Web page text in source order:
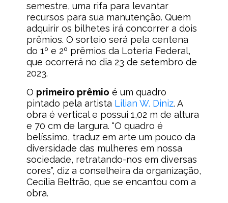
semestre, uma rifa para levantar
recursos para sua manutenção. Quem
adquirir os bilhetes irá concorrer a dois
prêmios. O sorteio será pela centena
do 1º e 2º prêmios da Loteria Federal,
que ocorrerá no dia 23 de setembro de
2023.
O primeiro prêmio é um quadro
pintado pela artista Lilian W. Diniz. A
obra é vertical e possui 1,02 m de altura
e 70 cm de largura. “O quadro é
belíssimo, traduz em arte um pouco da
diversidade das mulheres em nossa
sociedade, retratando-nos em diversas
cores”, diz a conselheira da organização,
Cecília Beltrão, que se encantou com a
obra.